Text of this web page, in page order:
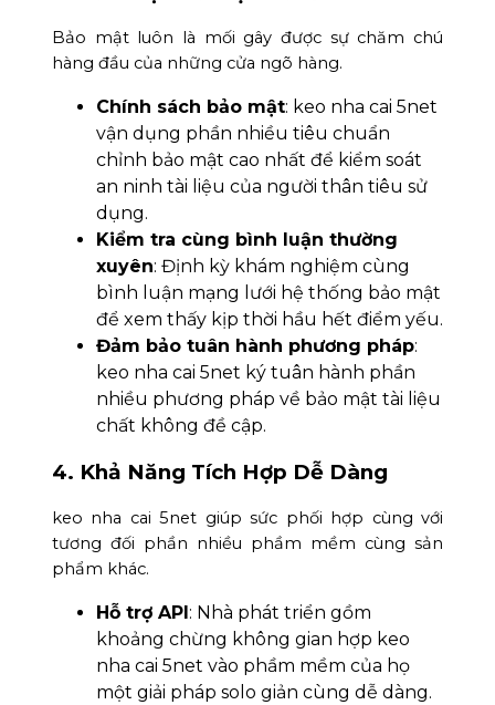
Bảo mật luôn là mối gây được sự chăm chú
hàng đầu của những cửa ngõ hàng.
Chính sách bảo mật: keo nha cai 5net
vận dụng phần nhiều tiêu chuẩn
chỉnh bảo mật cao nhất để kiểm soát
an ninh tài liệu của người thân tiêu sử
dụng.
Kiểm tra cùng bình luận thường
xuyên: Định kỳ khám nghiệm cùng
bình luận mạng lưới hệ thống bảo mật
để xem thấy kịp thời hầu hết điểm yếu.
Đảm bảo tuân hành phương pháp:
keo nha cai 5net ký tuân hành phần
nhiều phương pháp về bảo mật tài liệu
chất không đề cập.
4. Khả Năng Tích Hợp Dễ Dàng
keo nha cai 5net giúp sức phối hợp cùng với
tương đối phần nhiều phầm mềm cùng sản
phẩm khác.
Hỗ trợ API: Nhà phát triển gồm
khoảng chừng không gian hợp keo
nha cai 5net vào phầm mềm của họ
một giải pháp solo giản cùng dễ dàng.